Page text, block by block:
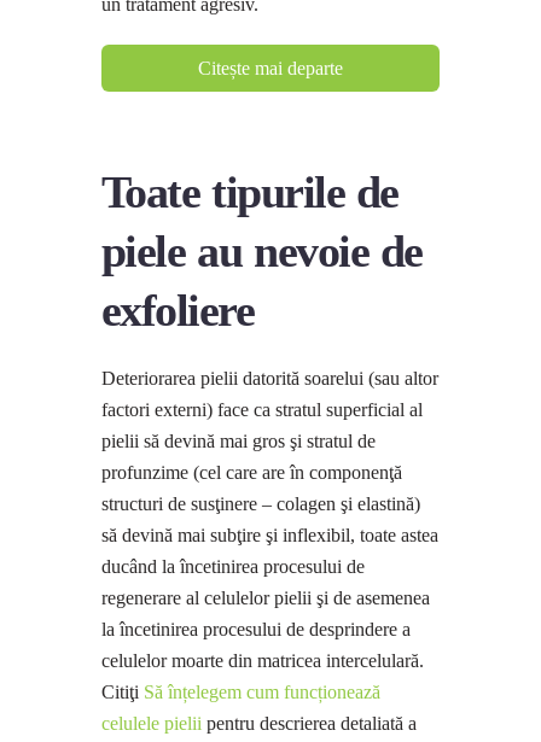
un tratament agresiv.
Citește mai departe
Toate tipurile de
piele au nevoie de
exfoliere
Deteriorarea pielii datorită soarelui (sau altor
factori externi) face ca stratul superficial al
pielii să devină mai gros şi stratul de
profunzime (cel care are în componenţă
structuri de susţinere – colagen şi elastină)
să devină mai subţire şi inflexibil, toate astea
ducând la încetinirea procesului de
regenerare al celulelor pielii şi de asemenea
la încetinirea procesului de desprindere a
celulelor moarte din matricea intercelulară.
Citiţi Să înțelegem cum funcționează
celulele pielii pentru descrierea detaliată a